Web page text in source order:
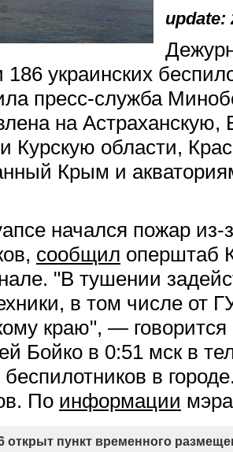
update:
186 украинских
пресс-служба
на Астраханскую,
Курскую области,
Крым и
начался пожар из-
сообщил оперштаб
"В тушении
в том числе от
краю", —
Бойко в 0:51 мск в
беспилотников в
По информации
пункт временного